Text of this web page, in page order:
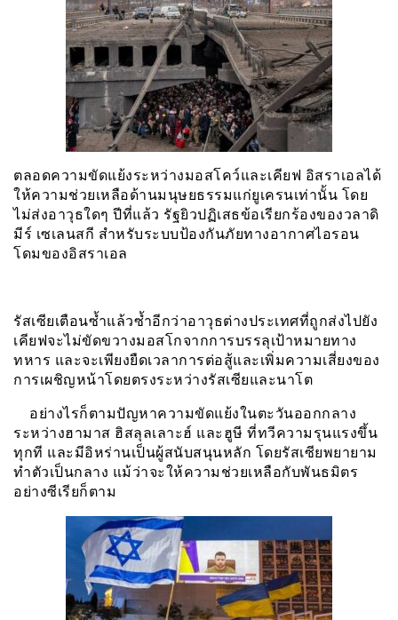
ตลอดความขัดแย้งระหว่างมอสโคว์และเคียฟ อิสราเอลได้
ให้ความช่วยเหลือด้านมนุษยธรรมแก่ยูเครนเท่านั้น โดย
ไม่ส่งอาวุธใดๆ ปีที่แล้ว รัฐยิวปฏิเสธข้อเรียกร้องของวลาดิ
มีร์ เซเลนสกี สำหรับระบบป้องกันภัยทางอากาศไอรอน
โดมของอิสราเอล
รัสเซียเตือนซ้ำแล้วซ้ำอีกว่าอาวุธต่างประเทศที่ถูกส่งไปยัง
เคียฟจะไม่ขัดขวางมอสโกจากการบรรลุเป้าหมายทาง
ทหาร และจะเพียงยืดเวลาการต่อสู้และเพิ่มความเสี่ยงของ
การเผชิญหน้าโดยตรงระหว่างรัสเซียและนาโต
อย่างไรก็ตามปัญหาความขัดแย้งในตะวันออกกลาง
ระหว่างฮามาส ฮิสลุลเลาะฮ์ และฮูษี ที่ทวีความรุนแรงขึ้น
ทุกที และมีอิหร่านเป็นผู้สนับสนุนหลัก โดยรัสเซียพยายาม
ทำตัวเป็นกลาง แม้ว่าจะให้ความช่วยเหลือกับพันธมิตร
อย่างซีเรียก็ตาม